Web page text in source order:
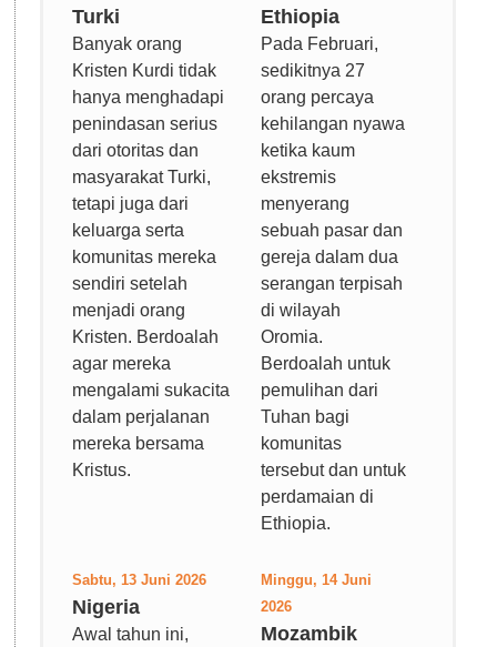
Turki
Banyak orang
Kristen Kurdi tidak
hanya menghadapi
penindasan serius
dari otoritas dan
masyarakat Turki,
tetapi juga dari
keluarga serta
komunitas mereka
sendiri setelah
menjadi orang
Kristen. Berdoalah
agar mereka
mengalami sukacita
dalam perjalanan
mereka bersama
Kristus.
Ethiopia
Pada Februari,
sedikitnya 27
orang percaya
kehilangan nyawa
ketika kaum
ekstremis
menyerang
sebuah pasar dan
gereja dalam dua
serangan terpisah
di wilayah
Oromia.
Berdoalah untuk
pemulihan dari
Tuhan bagi
komunitas
tersebut dan untuk
perdamaian di
Ethiopia.
Sabtu, 13 Juni 2026
Nigeria
Awal tahun ini,
Minggu, 14 Juni
2026
Mozambik